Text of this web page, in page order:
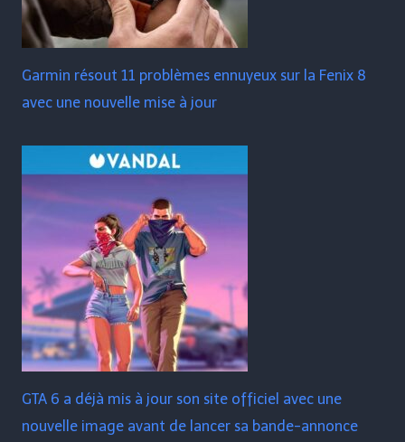
Garmin résout 11 problèmes ennuyeux sur la Fenix ​​​​8
avec une nouvelle mise à jour
GTA 6 a déjà mis à jour son site officiel avec une
nouvelle image avant de lancer sa bande-annonce